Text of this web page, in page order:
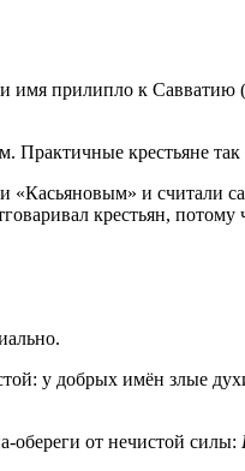
имя прилипло к
крестьяне так
«Касьяновым» и считали
крестьян, потому
у добрых имён злые
обереги от нечистой силы: